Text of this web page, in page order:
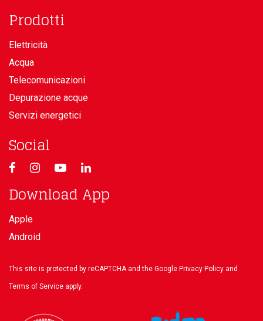
Prodotti
Elettricità
Acqua
Telecomunicazioni
Depurazione acque
Servizi energetici
Social
Download App
Apple
Android
This site is protected by reCAPTCHA and the Google Privacy Policy and
Terms of Service apply.